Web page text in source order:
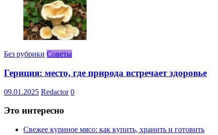
Без рубрики Советы
Гериция: место, где природа встречает здоровье
09.01.2025 Redactor 0
Это интересно
Свежее куриное мясо: как купить, хранить и готовить